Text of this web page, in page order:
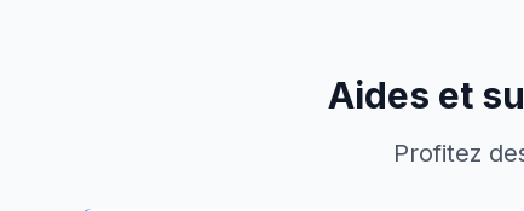
Aides et
Profitez